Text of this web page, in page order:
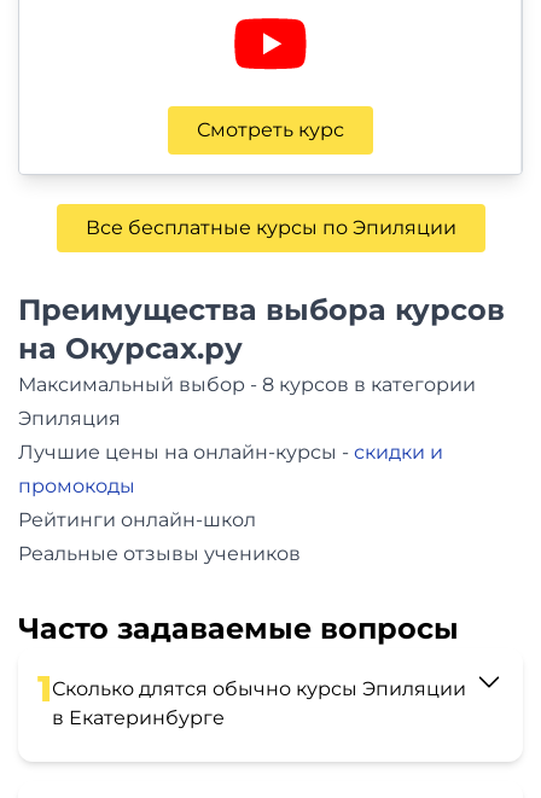
Смотреть курс
Все бесплатные курсы по Эпиляции
Преимущества выбора курсов
на Окурсах.ру
Максимальный выбор - 8 курсов в категории
Эпиляция
Лучшие цены на онлайн-курсы - скидки и
промокоды
Рейтинги онлайн-школ
Реальные отзывы учеников
Часто задаваемые вопросы
1Сколько длятся обычно курсы Эпиляции
в Екатеринбурге